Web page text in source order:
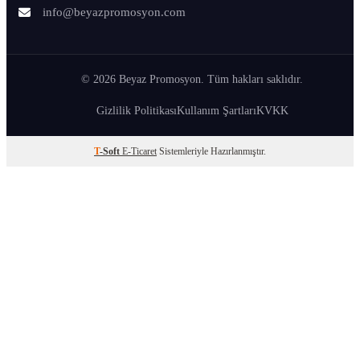
info@beyazpromosyon.com
© 2026 Beyaz Promosyon. Tüm hakları saklıdır.
Gizlilik PolitikasıKullanım ŞartlarıKVKK
T-Soft E-Ticaret Sistemleriyle Hazırlanmıştır.